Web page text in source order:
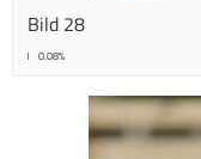
Bild 28
0.08%